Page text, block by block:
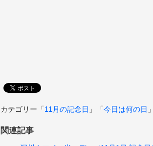
カテゴリー「11月の記念日 」「今日は何の日 」
関連記事